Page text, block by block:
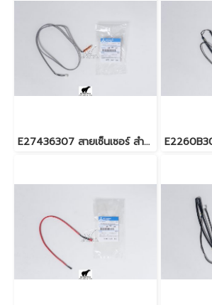
E27436307 สายเซ็นเซอร์ สำหรับแอร์มิตซู รุ่น PL-4BAKT